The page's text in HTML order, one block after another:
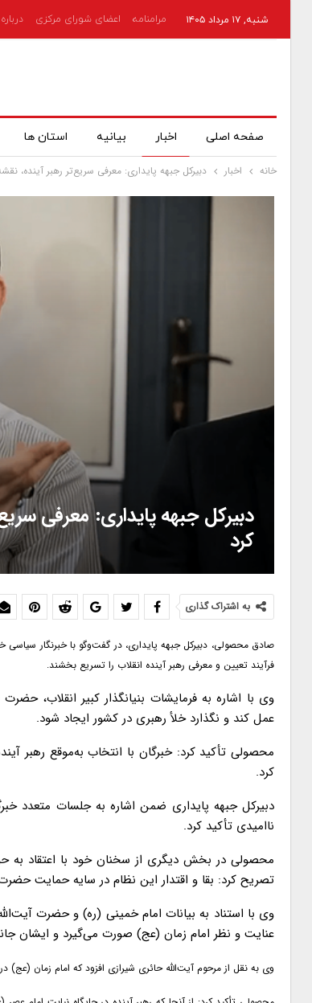
شنبه, ۱۷ مرداد ۱۴۰۵ مرامنامه اعضای شورای مرکزی
صفحه اصلی اخبار بیانیه استان ها
خانه اخبار دبیرکل جبهه پایداری: معرفی سریع‌تر رهبر آینده،
دبیرکل جبهه پایداری: معرفی
کرد
به اشتراک گذاری
صادق محصولی، دبیرکل جبهه پایداری، در گفت‌وگو با خبرنگار
فرآیند تعیین و معرفی رهبر آینده انقلاب را تسریع بخشند.
وی با اشاره به فرمایشات بنیانگذار کبیر انقلاب،
عمل کند و نگذارد خلأ رهبری در کشور ایجاد شود.
محصولی تأکید کرد: خبرگان با انتخاب به‌موقع رهبر
کرد.
دبیرکل جبهه پایداری ضمن اشاره به جلسات متعدد
ناامیدی تأکید کرد.
محصولی در بخش دیگری از سخنان خود با اعتقاد به
تصریح کرد: بقا و اقتدار این نظام در سایه حمایت
وی با استناد به بیانات امام خمینی (ره) و حضرت
عنایت و نظر امام زمان (عج) صورت می‌گیرد و ایشان
وی به نقل از مرحوم آیت‌الله حائری شیرازی افزود که امام زمان